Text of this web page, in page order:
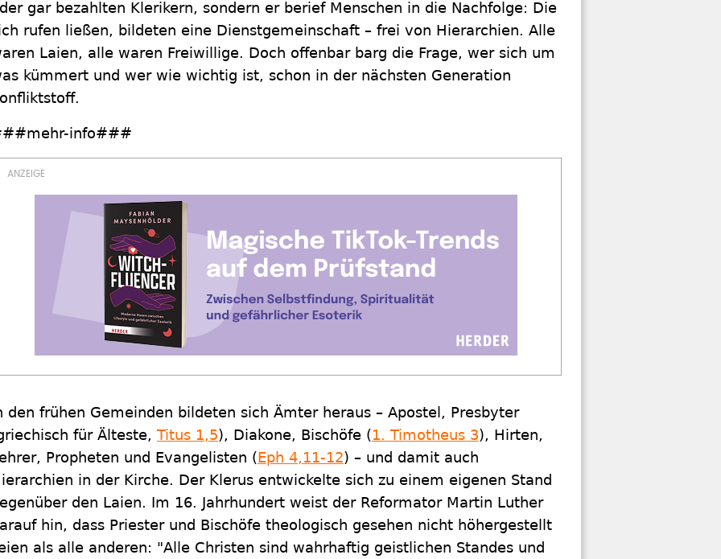
gar bezahlten Klerikern, sondern er berief Menschen in die Nachfolge: Die
rufen ließen, bildeten eine Dienstgemeinschaft – frei von Hierarchien. Alle
Laien, alle waren Freiwillige. Doch offenbar barg die Frage, wer sich um
kümmert und wer wie wichtig ist, schon in der nächsten Generation
info###
den frühen Gemeinden bildeten sich Ämter heraus – Apostel, Presbyter
für Älteste, Titus 1,5), Diakone, Bischöfe (1. Timotheus 3), Hirten,
Propheten und Evangelisten (Eph 4,11-12) – und damit auch
in der Kirche. Der Klerus entwickelte sich zu einem eigenen Stand
den Laien. Im 16. Jahrhundert weist der Reformator Martin Luther
hin, dass Priester und Bischöfe theologisch gesehen nicht höhergestellt
als alle anderen: "Alle Christen sind wahrhaftig geistlichen Standes und